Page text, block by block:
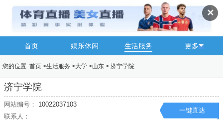
✕
首页 娱乐休闲 生活服务 更多
您的位置: 首页 >生活服务 >大学 >山东 > 济宁学院
济宁学院
网站编号：
10022037103
联系人：
一键直达